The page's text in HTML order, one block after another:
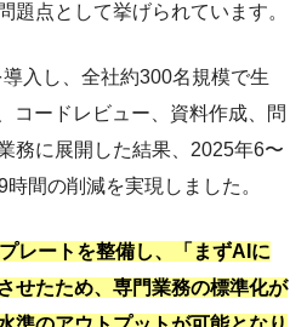
題点として挙げられています。
入し、全社約300名規模で生
コードレビュー、資料作成、問
務に展開した結果、2025年6〜
間の削減を実現しました。
レートを整備し、「まずAIに
せたため、専門業務の標準化が